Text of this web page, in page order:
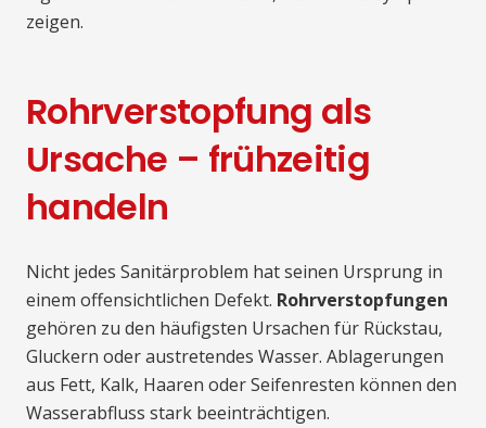
zeigen.
Rohrverstopfung als
Ursache – frühzeitig
handeln
Nicht jedes Sanitärproblem hat seinen Ursprung in
einem offensichtlichen Defekt. Rohrverstopfungen
gehören zu den häufigsten Ursachen für Rückstau,
Gluckern oder austretendes Wasser. Ablagerungen
aus Fett, Kalk, Haaren oder Seifenresten können den
Wasserabfluss stark beeinträchtigen.